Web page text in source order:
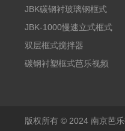
JBK碳钢衬玻璃钢框式
芭乐视频APP黄
JBK-1000慢速立式框式
芭乐视频APP黄
双层框式搅拌器
碳钢衬塑框式芭乐视频
版权所有 © 2024 南京芭